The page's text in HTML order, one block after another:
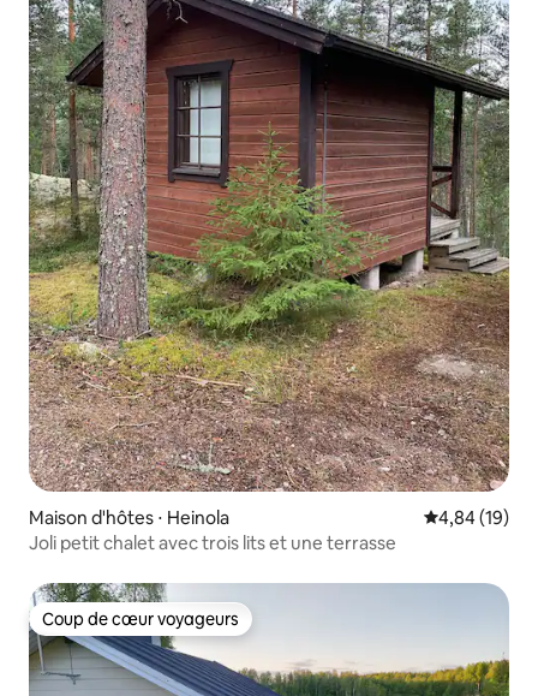
Maison d'hôtes ⋅ Heinola Évaluation
4,84 (19)
Joli petit chalet avec trois lits et une terrasse
Coup de cœur voyageurs
Coup de cœur voyageurs